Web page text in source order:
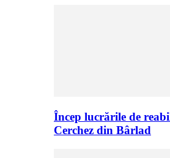
Încep lucrările de
Cerchez din Bârlad